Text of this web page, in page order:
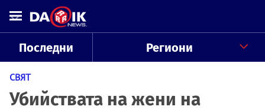
Последни Региони
СВЯТ
Убийствата на жени на